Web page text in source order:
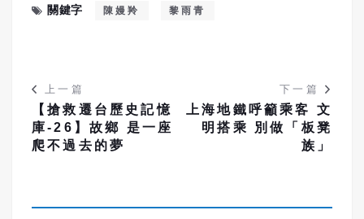
關鍵字 陳嫚羚 黎雨青
上一篇
【搶救遷台歷史記憶
庫-26】故鄉 是一座
爬不過去的夢
下一篇
上海地鐵呼籲乘客 文
明搭乘 別做「板凳
族」